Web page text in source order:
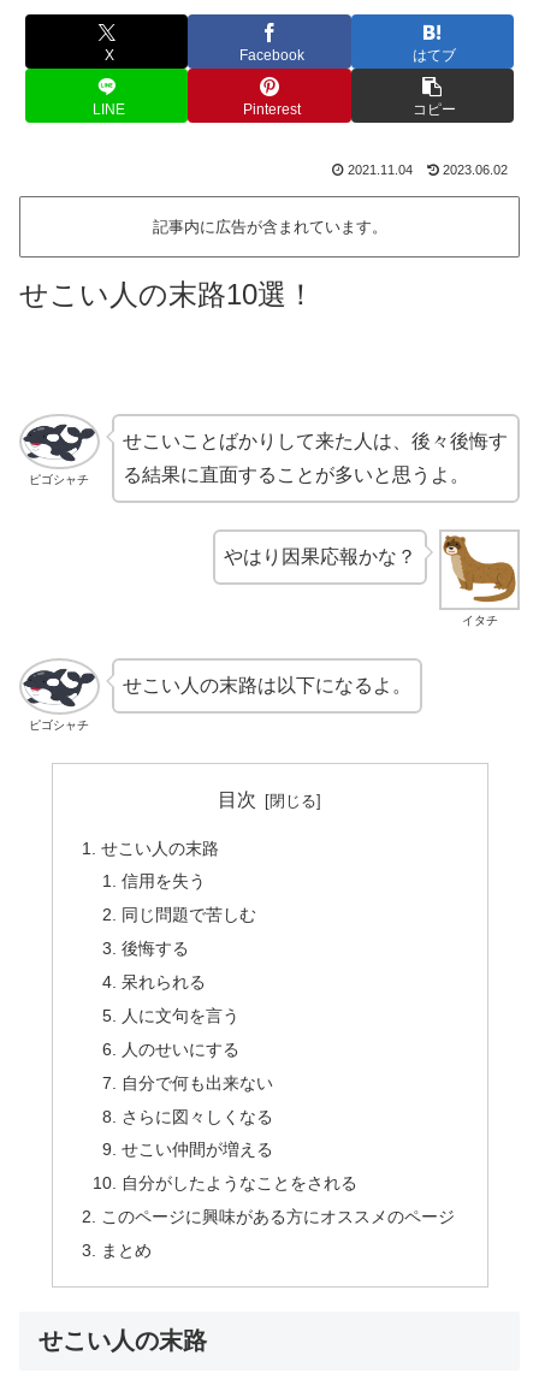
X Facebook はてブ
LINE Pinterest コピー
2021.11.04 2023.06.02
記事内に広告が含まれています。
せこい人の末路10選！
ピゴシャチ
せこいことばかりして来た人は、後々後悔す
る結果に直面することが多いと思うよ。
イタチ
やはり因果応報かな？
ピゴシャチ
せこい人の末路は以下になるよ。
目次
せこい人の末路
信用を失う
同じ問題で苦しむ
後悔する
呆れられる
人に文句を言う
人のせいにする
自分で何も出来ない
さらに図々しくなる
せこい仲間が増える
自分がしたようなことをされる
このページに興味がある方にオススメのページ
まとめ
せこい人の末路